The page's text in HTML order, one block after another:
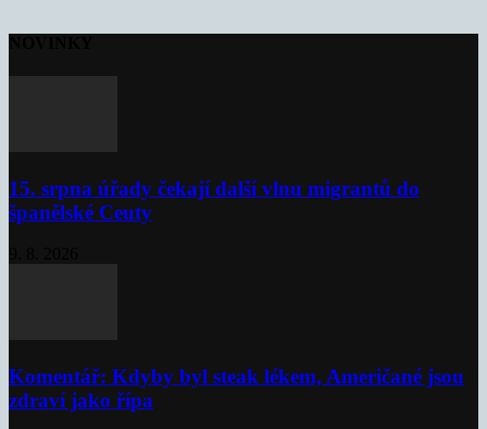
15. srpna úřady čekají další vlnu migrantů do
španělské Ceuty
Komentář: Kdyby byl steak lékem, Američané jsou
zdraví jako řípa